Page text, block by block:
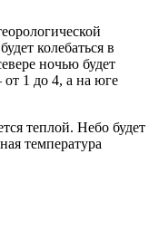
колебаться в
ночью будет
от 1 до 4, а на юге
теплой. Небо будет
температура